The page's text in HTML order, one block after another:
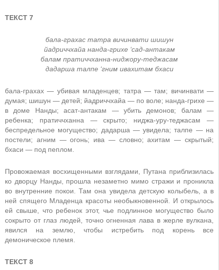
ТЕКСТ 7
бала-грахас татра вичинвати шишун
йадриччхайа нанда-грихе ‘сад-антакам
балам пратиччханна-ниджору-теджасам
дадарша талпе ‘гним ивахитам бхаси
бала-грахах — убивая младенцев; татра — там; вичинвати —
думая; шишун — детей; йадриччхайа — по воле; нанда-грихе —
в доме Нанды; асат-антакам — убить демонов; балам —
ребенка; пратиччханна — скрыто; ниджа-уру-теджасам —
беспредельное могущество; дадарша — увидела; талпе — на
постели; агним — огонь; ива — словно; ахитам — скрытый;
бхаси — под пеплом.
Провожаемая восхищенными взглядами, Путана приблизилась
ко дворцу Нанды, прошла незаметно мимо стражи и проникла
во внутренние покои. Там она увидела детскую колыбель, а в
ней спящего Младенца красоты необыкновенной. И открылось
ей свыше, что ребенок этот, чье подлинное могущество было
сокрыто от глаз людей, точно огненная лава в жерле вулкана,
явился на землю, чтобы истребить под корень все
демоническое племя.
ТЕКСТ 8